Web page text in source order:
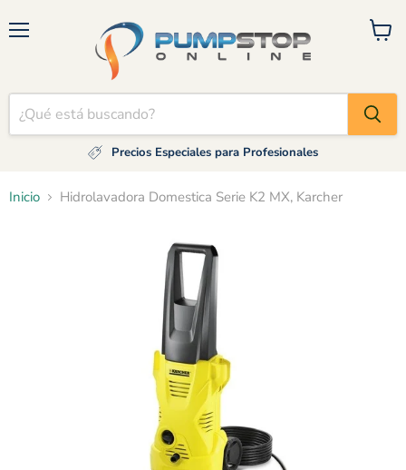
Precios Especiales para Profesionales
Ver
Inicio Hidrolavadora Domestica Serie K2 MX, Karcher